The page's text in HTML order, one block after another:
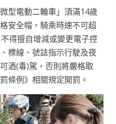
型電動二輪車」須滿14歲
安全帽，騎乘時速不可超
得擅自增減或變更電子控
標線、號誌指示行駛及夜
酒(毒)駕，否則將嚴格取
條例》相關規定開罰。